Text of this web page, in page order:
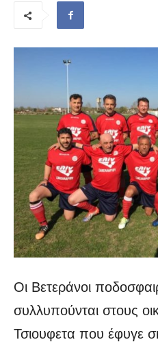
Οι Βετεράνοι
συλλυπούνται στους
Τσιουφετα που έφυγε